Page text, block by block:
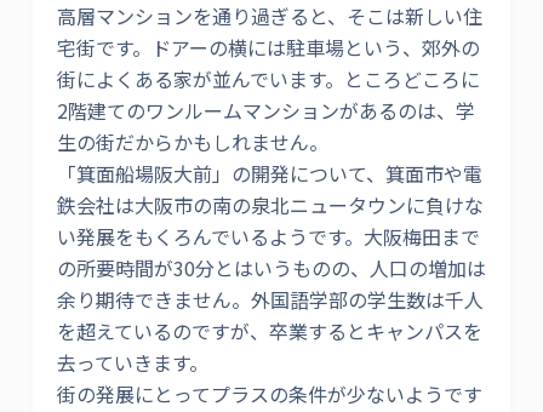
高層マンションを通り過ぎると、そこは新しい住
宅街です。ドアーの横には駐車場という、郊外の
街によくある家が並んでいます。ところどころに
2階建てのワンルームマンションがあるのは、学
生の街だからかもしれません。
「箕面船場阪大前」の開発について、箕面市や電
鉄会社は大阪市の南の泉北ニュータウンに負けな
い発展をもくろんでいるようです。大阪梅田まで
の所要時間が30分とはいうものの、人口の増加は
余り期待できません。外国語学部の学生数は千人
を超えているのですが、卒業するとキャンパスを
去っていきます。
街の発展にとってプラスの条件が少ないようです